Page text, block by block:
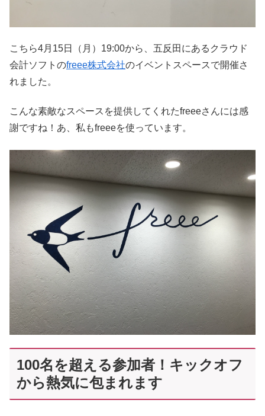
こちら4月15日（月）19:00から、五反田にあるクラウド
会計ソフトのfreee株式会社のイベントスペースで開催さ
れました。
こんな素敵なスペースを提供してくれたfreeeさんには感
謝ですね！あ、私もfreeeを使っています。
100名を超える参加者！キックオフ
から熱気に包まれます